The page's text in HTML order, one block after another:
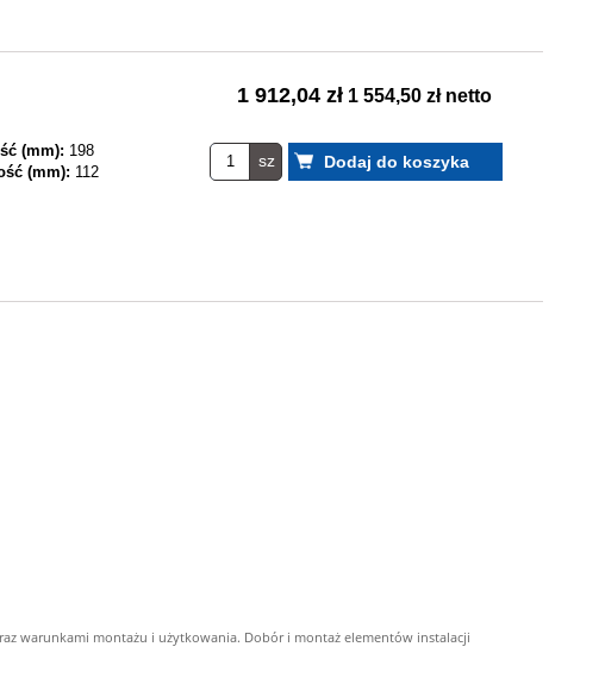
(mm): 198
(mm): 112
1 912,04 zł 1 554,50 zł netto
sz
warunkami montażu i użytkowania. Dobór i montaż elementów instalacji